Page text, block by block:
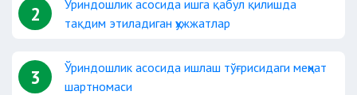
2
Ўриндошлик асосида ишга қабул қилишда
тақдим этиладиган ҳужжатлар
3
Ўриндошлик асосида ишлаш тўғрисидаги меҳнат
шартномаси